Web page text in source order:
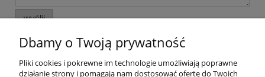
wyślij
Pomoc
Dbamy o Twoją prywatność
Pliki cookies i pokrewne im technologie umożliwiają poprawne
działanie strony i pomagają nam dostosować ofertę do Twoich